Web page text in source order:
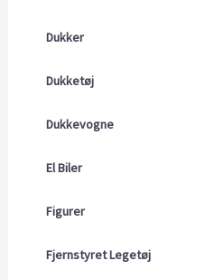
Dukker
Dukketøj
Dukkevogne
El Biler
Figurer
Fjernstyret Legetøj